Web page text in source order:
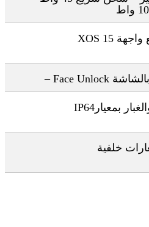
واجهةXOS 15
– Face Unlock
بمعيارIP64
خلفية